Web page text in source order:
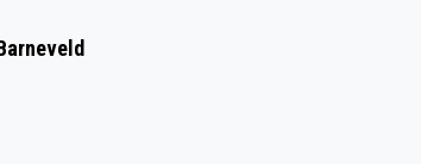
OEFENEN EEN WEEK BIJ